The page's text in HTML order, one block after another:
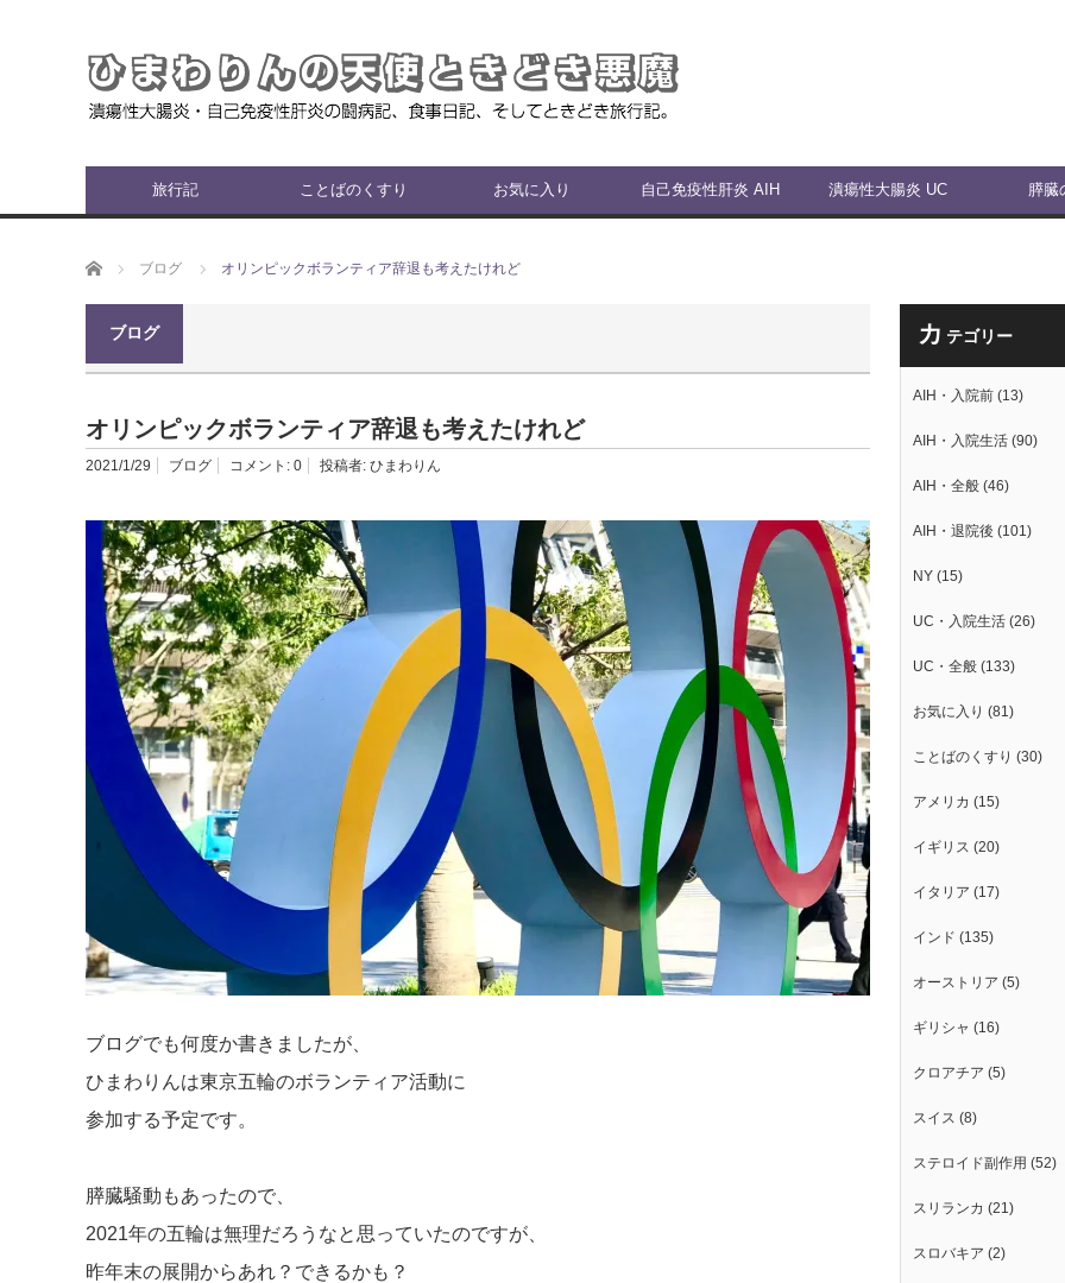
旅行記 ことばのくすり お気に入り 自己免疫性肝炎 AIH 潰瘍性大腸炎 UC 膵臓
ホーム ブログ オリンピックボランティア辞退も考えたけれど
ブログ
オリンピックボランティア辞退も考えたけれど
2021/1/29 ブログ コメント: 0 投稿者: ひまわりん
ブログでも何度か書きましたが、
ひまわりんは東京五輪のボランティア活動に
参加する予定です。
膵臓騒動もあったので、
2021年の五輪は無理だろうなと思っていたのですが、
昨年末の展開からあれ？できるかも？
カ テゴリー
AIH・入院前 (13)
AIH・入院生活 (90)
AIH・全般 (46)
AIH・退院後 (101)
NY (15)
UC・入院生活 (26)
UC・全般 (133)
お気に入り (81)
ことばのくすり (30)
アメリカ (15)
イギリス (20)
イタリア (17)
インド (135)
オーストリア (5)
ギリシャ (16)
クロアチア (5)
スイス (8)
ステロイド副作用 (52)
スリランカ (21)
スロバキア (2)